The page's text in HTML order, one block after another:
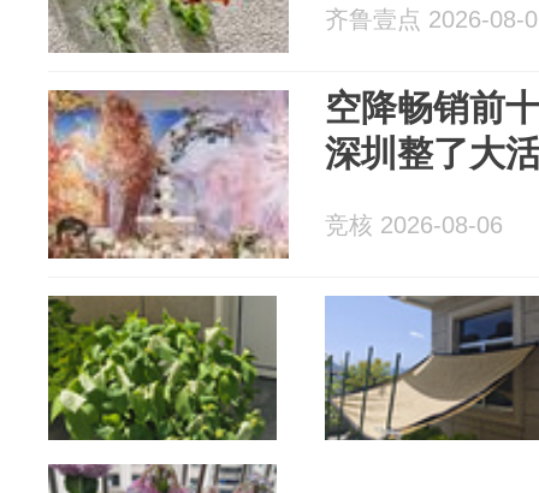
齐鲁壹点 2026-08-
空降畅销前
深圳整了大
竞核 2026-08-06